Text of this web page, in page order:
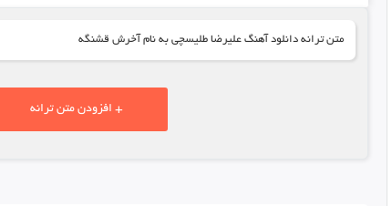
متن ترانه دانلود آهنگ علیرضا طلیسچی به نام آخرش قشنگه
+ افزودن متن ترانه